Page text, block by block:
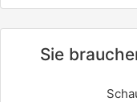
Sie